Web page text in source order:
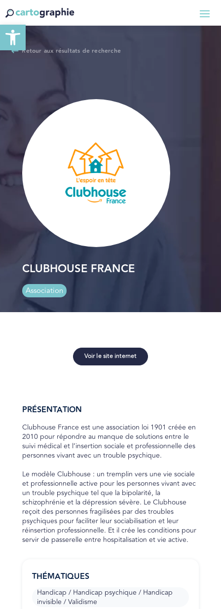
Ouvrir la barre d’outils
Retour aux résultats de recherche
CLUBHOUSE FRANCE
Association
Voir le site internet
PRÉSENTATION
Clubhouse France est une association loi 1901 créée en
2010 pour répondre au manque de solutions entre le
suivi médical et l’insertion sociale et professionnelle des
personnes vivant avec un trouble psychique.
Le modèle Clubhouse : un tremplin vers une vie sociale
et professionnelle active pour les personnes vivant avec
un trouble psychique tel que la bipolarité, la
schizophrénie et la dépression sévère. Le Clubhouse
reçoit des personnes fragilisées par des troubles
psychiques pour faciliter leur sociabilisation et leur
réinsertion professionnelle. Et il crée les conditions pour
servir de passerelle entre hospitalisation et vie active.
THÉMATIQUES
Handicap / Handicap psychique / Handicap
invisible / Validisme